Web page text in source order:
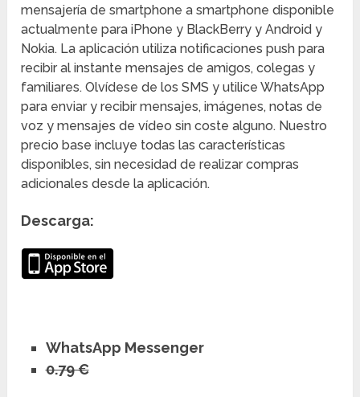
mensajería de smartphone a smartphone disponible
actualmente para iPhone y BlackBerry y Android y
Nokia. La aplicación utiliza notificaciones push para
recibir al instante mensajes de amigos, colegas y
familiares. Olvídese de los SMS y utilice WhatsApp
para enviar y recibir mensajes, imágenes, notas de
voz y mensajes de vídeo sin coste alguno. Nuestro
precio base incluye todas las características
disponibles, sin necesidad de realizar compras
adicionales desde la aplicación.
Descarga:
WhatsApp Messenger
0.79 €